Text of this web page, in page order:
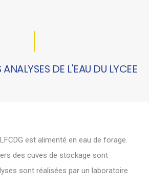
ANALYSES DE L'EAU DU LYCEE
est alimenté en eau de forage.
des cuves de stockage sont
sont réalisées par un laboratoire